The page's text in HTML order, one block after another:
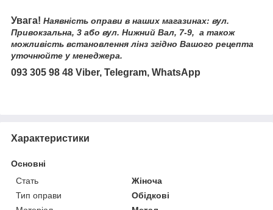
Увага! Наявність оправи в наших магазинах: вул.
Привокзальна, 3 або вул. Нижний Вал, 7-9, а також
можливість встановлення лінз згідно Вашого рецепта
уточнюйте у менеджера.
093 305 98 48 Viber, Telegram, WhatsApp
Характеристики
Основні
Стать
Жіноча
Тип оправи
Обідкові